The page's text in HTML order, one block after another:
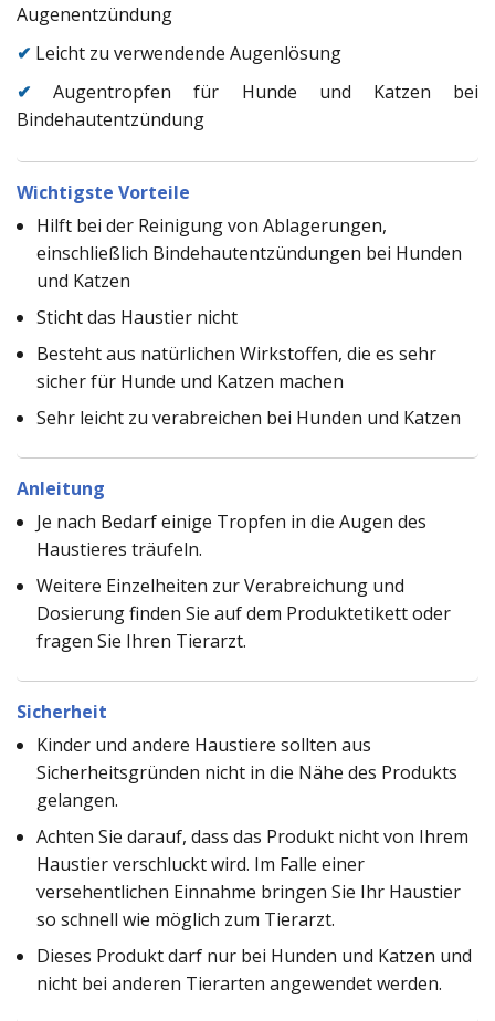
Augenentzündung
✔ Leicht zu verwendende Augenlösung
✔ Augentropfen für Hunde und Katzen bei
Bindehautentzündung
Wichtigste Vorteile
Hilft bei der Reinigung von Ablagerungen,
einschließlich Bindehautentzündungen bei Hunden
und Katzen
Sticht das Haustier nicht
Besteht aus natürlichen Wirkstoffen, die es sehr
sicher für Hunde und Katzen machen
Sehr leicht zu verabreichen bei Hunden und Katzen
Anleitung
Je nach Bedarf einige Tropfen in die Augen des
Haustieres träufeln.
Weitere Einzelheiten zur Verabreichung und
Dosierung finden Sie auf dem Produktetikett oder
fragen Sie Ihren Tierarzt.
Sicherheit
Kinder und andere Haustiere sollten aus
Sicherheitsgründen nicht in die Nähe des Produkts
gelangen.
Achten Sie darauf, dass das Produkt nicht von Ihrem
Haustier verschluckt wird. Im Falle einer
versehentlichen Einnahme bringen Sie Ihr Haustier
so schnell wie möglich zum Tierarzt.
Dieses Produkt darf nur bei Hunden und Katzen und
nicht bei anderen Tierarten angewendet werden.